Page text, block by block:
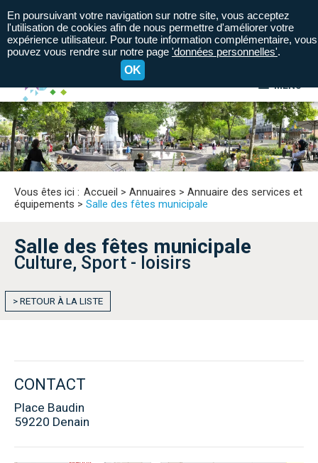
MENU
A= A- A+
Vous êtes ici : Accueil > Annuaires > Annuaire des services et
équipements > Salle des fêtes municipale
Salle des fêtes municipale
Culture, Sport - loisirs
> RETOUR À LA LISTE
CONTACT
Place Baudin
59220 Denain
En poursuivant votre navigation sur notre site, vous acceptez
l'utilisation de cookies afin de nous permettre d'améliorer votre
expérience utilisateur. Pour toute information complémentaire, vous
pouvez vous rendre sur notre page 'données personnelles'.
OK